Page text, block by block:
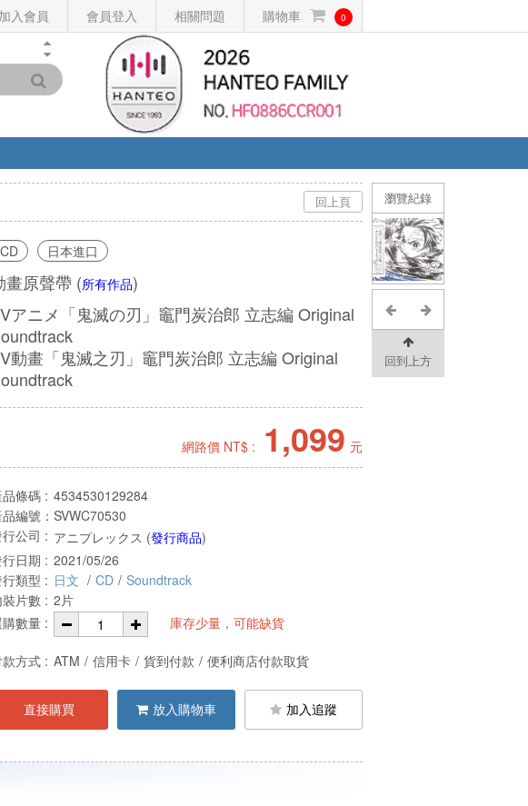
入會員 會員登入 相關問題 購物車 0
瀏覽紀錄
回到上方
回上頁
CD 日本進口
畫原聲帶 (所有作品)
アニメ「鬼滅の刃」竈門炭治郎 立志編 Original
動畫「鬼滅之刃」竈門炭治郎 立志編 Original
網路價 NT$ : 1,099 元
品條碼 : 4534530129284
編號： SVWC70530
公司 : アニプレックス (發行商品)
日期 : 2021/05/26
類型 : 日文 / CD / Soundtrack
裝片數 : 2片
數量 :
庫存少量，可能缺貨
方式 : ATM / 信用卡 / 貨到付款 / 便利商店付款取貨
直接購買 放入購物車 加入追蹤